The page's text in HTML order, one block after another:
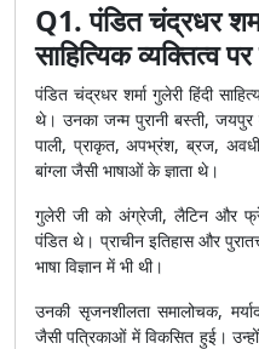
Q1. पंडित चंद्रधर
साहित्यिक व्यक्तित्व
पंडित चंद्रधर शर्मा गुलेरी हिंदी
थे। उनका जन्म पुरानी बस्ती,
पाली, प्राकृत, अपभ्रंश, ब्रज,
बांग्ला जैसी भाषाओं के ज्ञाता थे।
गुलेरी जी को अंग्रेजी, लैटिन और
पंडित थे। प्राचीन इतिहास और
भाषा विज्ञान में भी थी।
उनकी सृजनशीलता समालोचक,
जैसी पत्रिकाओं में विकसित हुई।